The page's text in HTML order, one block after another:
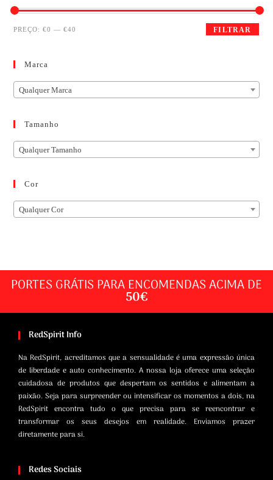
FILTRAR
PREÇO:€0 —€40
Marca
Qualquer Marca
Tamanho
Qualquer Tamanho
Cor
Qualquer Cor
PORTES GRÁTIS PARA ENCOMENDAS ACIMA DE
50€
RedSpirit Info
Na RedSpirit, acreditamos que a sensualidade é uma expressão única
de liberdade e auto conhecimento. A nossa loja oferece uma seleção
cuidadosa de produtos que despertam os sentidos e alimentam a
paixão. Seja para surpreender ou intensificar os momentos a dois, na
RedSpirit encontra tudo o que precisa para se reencontrar e
transformar os seus desejos em realidade. Enviamos prazer
diretamente para si.
Redes Sociais